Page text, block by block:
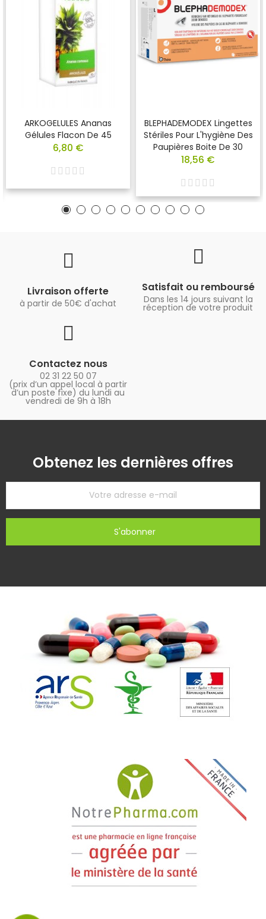
ARKOGELULES Ananas
Gélules Flacon De 45
6,80 €
BLEPHADEMODEX Lingettes
Stériles Pour L'hygiène Des
Paupières Boite De 30
18,56 €
Livraison offerte
à partir de 50€ d'achat
Satisfait ou remboursé
Dans les 14 jours suivant la
réception de votre produit
Contactez nous
02 31 22 50 07
(prix d’un appel local à partir
d’un poste fixe) du lundi au
vendredi de 9h à 18h
Obtenez les dernières offres
S'abonner